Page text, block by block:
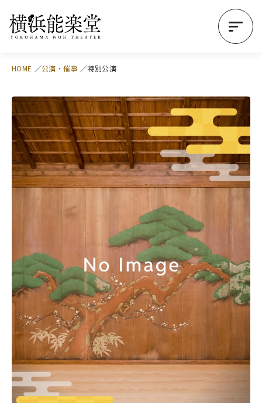
HOME 公演・催事 特別公演